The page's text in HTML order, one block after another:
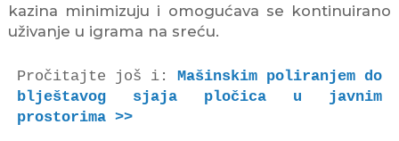
kazina minimizuju i omogućava se kontinuirano
uživanje u igrama na sreću.
Pročitajte još i: Mašinskim poliranjem do
blještavog sjaja pločica u javnim
prostorima >>